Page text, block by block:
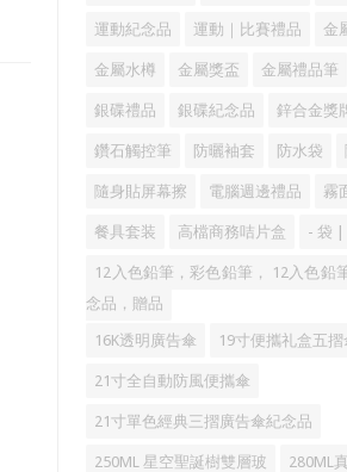
運動紀念品 運動｜比賽禮品 金
金屬水樽 金屬獎盃 金屬禮品筆
銀碟禮品 銀碟紀念品 鋅合金獎
鑽石觸控筆 防曬袖套 防水袋
隨身貼屏幕擦 電腦週邊禮品 霧
餐具套装 高檔商務咭片盒 - 袋 |
12入色鉛筆，彩色鉛筆， 12入色鉛
念品，贈品
16K透明廣告傘 19寸便攜礼盒五摺
21寸全自動防風便攜傘
21寸單色經典三摺廣告傘紀念品
250ML 星空聖誕樹雙層玻 280ML